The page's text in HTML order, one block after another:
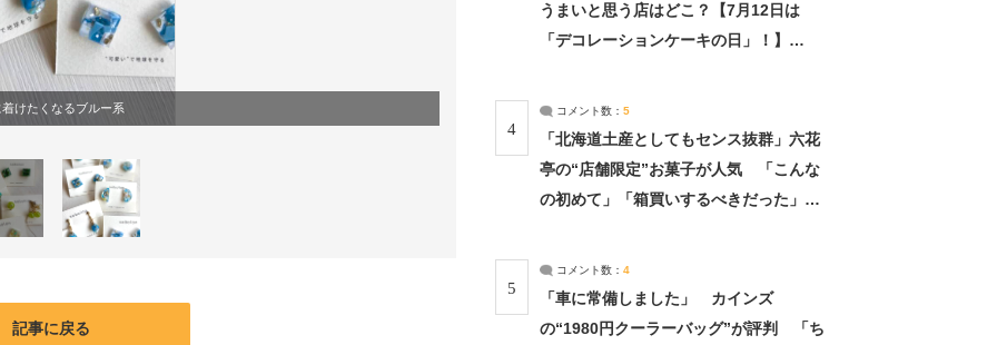
けたくなるブルー系
記事に戻る
うまいと思う店はどこ？【7月12日は
「デコレーションケーキの日」！】
4
コメント数： 5
「北海道土産としてもセンス抜群」六花
亭の“店舗限定”お菓子が人気 「こんな
の初めて」「箱買いするべきだった」
5
コメント数： 4
「車に常備しました」 カインズ
の“1980円クーラーバッグ”が評判 「ち